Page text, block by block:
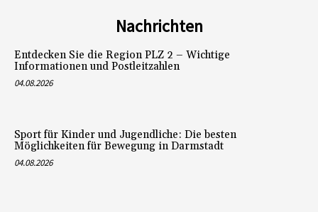
Nachrichten
Entdecken Sie die Region PLZ 2 – Wichtige
Informationen und Postleitzahlen
04.08.2026
Sport für Kinder und Jugendliche: Die besten
Möglichkeiten für Bewegung in Darmstadt
04.08.2026